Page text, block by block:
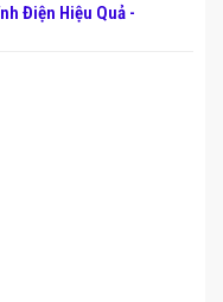
Điện Hiệu Quả -